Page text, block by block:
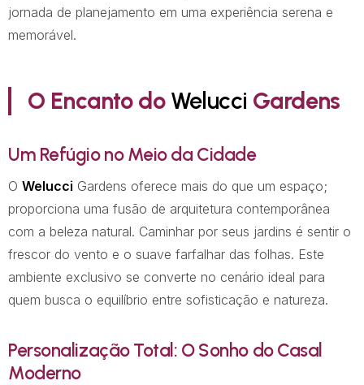
jornada de planejamento em uma experiência serena e
memorável.
O Encanto do Welucci Gardens
Um Refúgio no Meio da Cidade
O Welucci Gardens oferece mais do que um espaço;
proporciona uma fusão de arquitetura contemporânea
com a beleza natural. Caminhar por seus jardins é sentir o
frescor do vento e o suave farfalhar das folhas. Este
ambiente exclusivo se converte no cenário ideal para
quem busca o equilíbrio entre sofisticação e natureza.
Personalização Total: O Sonho do Casal
Moderno